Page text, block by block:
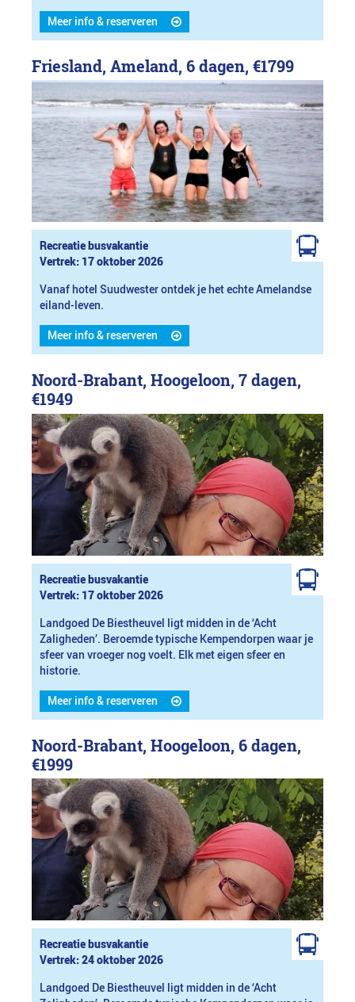
Meer info & reserveren
Friesland, Ameland, 6 dagen, €1799
Recreatie busvakantie
Vertrek: 17 oktober 2026
Vanaf hotel Suudwester ontdek je het echte Amelandse
eiland-leven.
Meer info & reserveren
Noord-Brabant, Hoogeloon, 7 dagen,
€1949
Recreatie busvakantie
Vertrek: 17 oktober 2026
Landgoed De Biestheuvel ligt midden in de ‘Acht
Zaligheden’. Beroemde typische Kempendorpen waar je
sfeer van vroeger nog voelt. Elk met eigen sfeer en
historie.
Meer info & reserveren
Noord-Brabant, Hoogeloon, 6 dagen,
€1999
Recreatie busvakantie
Vertrek: 24 oktober 2026
Landgoed De Biestheuvel ligt midden in de ‘Acht